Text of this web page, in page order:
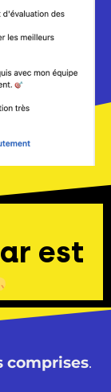
est
comprises.